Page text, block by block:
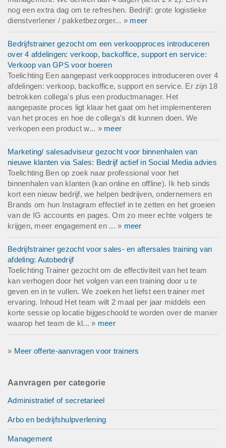
nog een extra dag om te refreshen. Bedrijf: grote logistieke
dienstverlener / pakketbezorger... » meer
Bedrijfstrainer gezocht om een verkoopproces introduceren
over 4 afdelingen: verkoop, backoffice, support en service:
Verkoop van GPS voor boeren
Toelichting Een aangepast verkoopproces introduceren over 4
afdelingen: verkoop, backoffice, support en service. Er zijn 18
betrokken collega's plus een productmanager. Het
aangepaste proces ligt klaar het gaat om het implementeren
van het proces en hoe de collega's dit kunnen doen. We
verkopen een product w... » meer
Marketing/ salesadviseur gezocht voor binnenhalen van
nieuwe klanten via Sales: Bedrijf actief in Social Media advies
Toelichting Ben op zoek naar professional voor het
binnenhalen van klanten (kan online en offline). Ik heb sinds
kort een nieuw bedrijf, we helpen bedrijven, ondernemers en
Brands om hun Instagram effectief in te zetten en het groeien
van de IG accounts en pages. Om zo meer echte volgers te
krijgen, meer engagement en ... » meer
Bedrijfstrainer gezocht voor sales- en aftersales training van
afdeling: Autobedrijf
Toelichting Trainer gezocht om de effectiviteit van het team
kan verhogen door het volgen van een training door u te
geven en in te vullen. We zoeken het liefst een trainer met
ervaring. Inhoud Het team wilt 2 maal per jaar middels een
korte sessie op locatie bijgeschoold te worden over de manier
waarop het team de kl... » meer
» Meer offerte-aanvragen voor trainers
Aanvragen per categorie
Administratief of secretarieel
Arbo en bedrijfshulpverlening
Management